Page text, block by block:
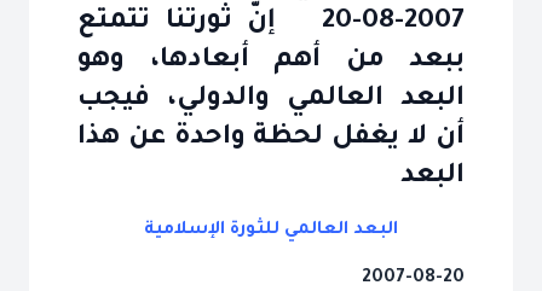
2007-08-20 إنّ ثورتنا تتمتع
ببعد من أهم أبعادها، وهو
البعد العالمي والدولي، فيجب
أن لا يغفل لحظة واحدة عن هذا
البعد
البعد العالمي للثورة الإسلامية
2007-08-20